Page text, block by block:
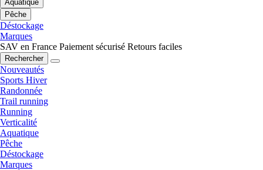
Aquatique
Pêche
Déstockage
Marques
SAV en France Paiement sécurisé Retours faciles
Rechercher
Nouveautés
Sports Hiver
Randonnée
Trail running
Running
Verticalité
Aquatique
Pêche
Déstockage
Marques